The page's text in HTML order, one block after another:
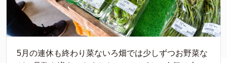
5月の連休も終わり菜ないろ畑では少しずつお野菜な